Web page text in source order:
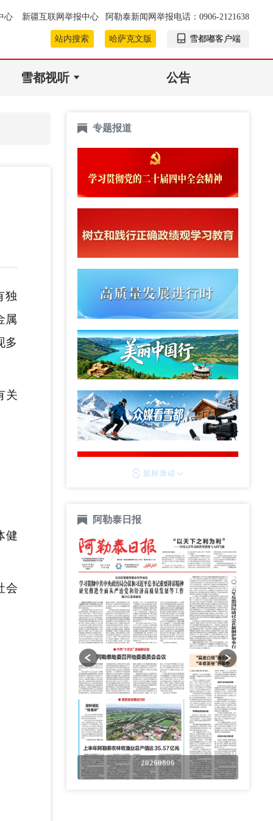
心 新疆互联网举报中心 阿勒泰新闻网举报电话：0906-2121638
站内搜索 哈萨克文版 雪都嘟客户端
雪都视听 公告
独
属
多
关
健
会
专题报道
阿勒泰日报
20260806